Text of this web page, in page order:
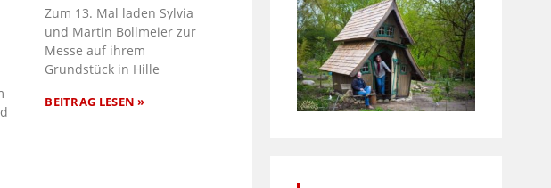
Zum 13. Mal laden Sylvia
und Martin Bollmeier zur
Messe auf ihrem
Grundstück in Hille
BEITRAG LESEN »